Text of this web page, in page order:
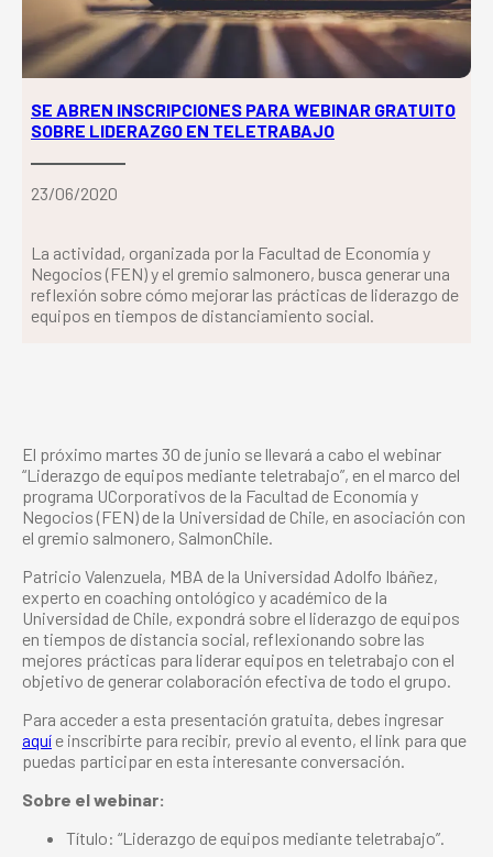
SE ABREN INSCRIPCIONES PARA WEBINAR GRATUITO
SOBRE LIDERAZGO EN TELETRABAJO
23/06/2020
La actividad, organizada por la Facultad de Economía y
Negocios (FEN) y el gremio salmonero, busca generar una
reflexión sobre cómo mejorar las prácticas de liderazgo de
equipos en tiempos de distanciamiento social.
El próximo martes 30 de junio se llevará a cabo el webinar
“Liderazgo de equipos mediante teletrabajo”, en el marco del
programa UCorporativos de la Facultad de Economía y
Negocios (FEN) de la Universidad de Chile, en asociación con
el gremio salmonero, SalmonChile.
Patricio Valenzuela, MBA de la Universidad Adolfo Ibáñez,
experto en coaching ontológico y académico de la
Universidad de Chile, expondrá sobre el liderazgo de equipos
en tiempos de distancia social, reflexionando sobre las
mejores prácticas para liderar equipos en teletrabajo con el
objetivo de generar colaboración efectiva de todo el grupo.
Para acceder a esta presentación gratuita, debes ingresar
aquí e inscribirte para recibir, previo al evento, el link para que
puedas participar en esta interesante conversación.
Sobre el webinar:
Título: “Liderazgo de equipos mediante teletrabajo”.